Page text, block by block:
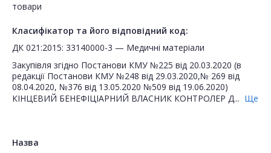
товари
Класифікатор та його відповідний код:
ДК 021:2015: 33140000-3 — Медичні матеріали
Закупівля згідно Постанови КМУ №225 від 20.03.2020 (в
редакції Постанови КМУ №248 від 29.03.2020,№ 269 від
08.04.2020, №376 від 13.05.2020 №509 від 19.06.2020)
КІНЦЕВИЙ БЕНЕФІЦІАРНИЙ ВЛАСНИК КОНТРОЛЕР Д... Ще
Назва